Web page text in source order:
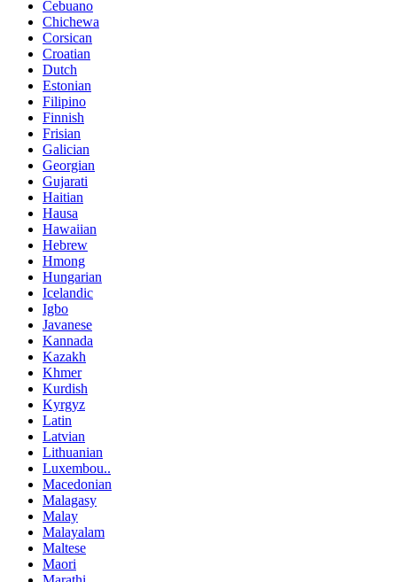
Cebuano
Chichewa
Corsican
Croatian
Dutch
Estonian
Filipino
Finnish
Frisian
Galician
Georgian
Gujarati
Haitian
Hausa
Hawaiian
Hebrew
Hmong
Hungarian
Icelandic
Igbo
Javanese
Kannada
Kazakh
Khmer
Kurdish
Kyrgyz
Latin
Latvian
Lithuanian
Luxembou..
Macedonian
Malagasy
Malay
Malayalam
Maltese
Maori